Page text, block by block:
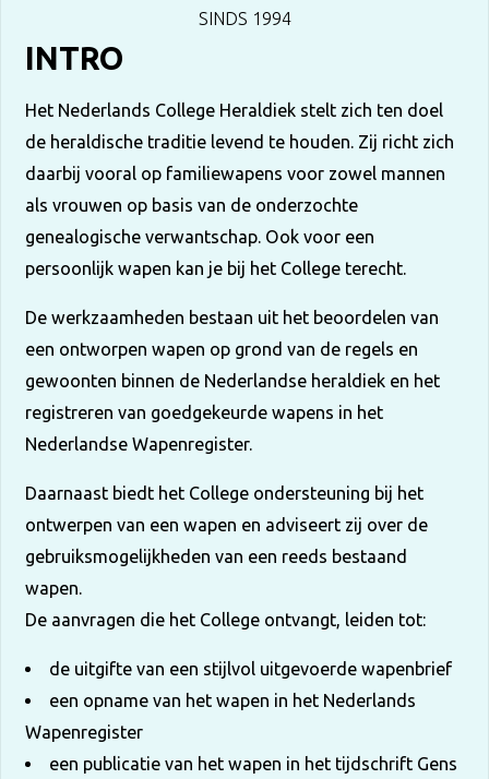
SINDS 1994
INTRO
Het Nederlands College Heraldiek stelt zich ten doel
de heraldische traditie levend te houden. Zij richt zich
daarbij vooral op familiewapens voor zowel mannen
als vrouwen op basis van de onderzochte
genealogische verwantschap. Ook voor een
persoonlijk wapen kan je bij het College terecht.
De werkzaamheden bestaan uit het beoordelen van
een ontworpen wapen op grond van de regels en
gewoonten binnen de Nederlandse heraldiek en het
registreren van goedgekeurde wapens in het
Nederlandse Wapenregister.
Daarnaast biedt het College ondersteuning bij het
ontwerpen van een wapen en adviseert zij over de
gebruiksmogelijkheden van een reeds bestaand
wapen.
De aanvragen die het College ontvangt, leiden tot:
de uitgifte van een stijlvol uitgevoerde wapenbrief
een opname van het wapen in het Nederlands
Wapenregister
een publicatie van het wapen in het tijdschrift Gens